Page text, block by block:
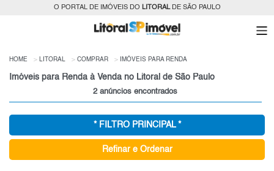
O PORTAL DE IMÓVEIS DO LITORALDE SÃO PAULO
HOME LITORAL COMPRAR IMÓVEIS PARA RENDA
Imóveis para Renda à Venda no Litoral de São Paulo
2 anúncios encontrados
* FILTRO PRINCIPAL *
Refinar e Ordenar